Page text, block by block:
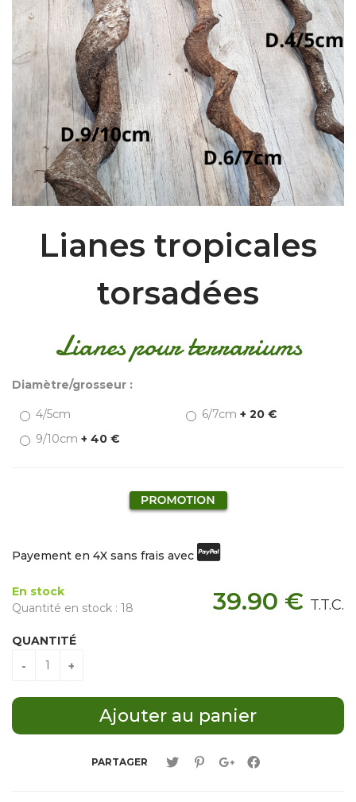
Lianes tropicales
torsadées
Lianes pour terrariums
Diamètre/grosseur :
4/5cm 6/7cm + 20 €
9/10cm + 40 €
Payement en 4X sans frais avec
39.90 € T.T.C.
En stock
Quantité en stock : 18
QUANTITÉ
PARTAGER